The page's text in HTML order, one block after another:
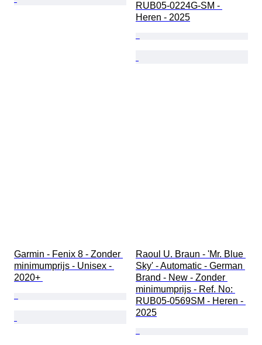
RUB05-0224G-SM -
Heren - 2025
Garmin - Fenix 8 - Zonder
minimumprijs - Unisex -
2020+
Raoul U. Braun - 'Mr. Blue
Sky' - Automatic - German
Brand - New - Zonder
minimumprijs - Ref. No:
RUB05-0569SM - Heren -
2025